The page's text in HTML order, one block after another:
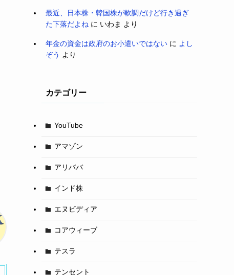
最近、日本株・韓国株が軟調だけど行き過ぎ
た下落だよね に いわま より
年金の資金は政府のお小遣いではない に よし
ぞう より
カテゴリー
YouTube
アマゾン
アリババ
インド株
エヌビディア
コアウィーブ
テスラ
テンセント